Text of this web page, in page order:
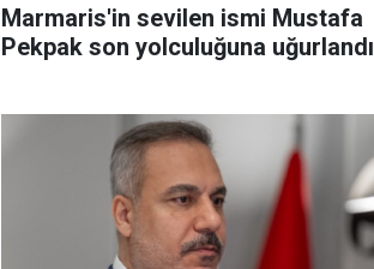
Marmaris'in sevilen ismi Mustafa
Pekpak son yolculuğuna uğurlandı